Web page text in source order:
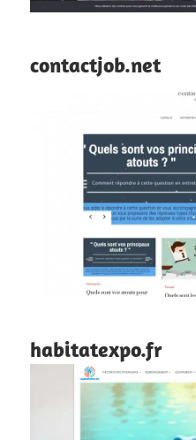
contactjob.net
habitatexpo.fr